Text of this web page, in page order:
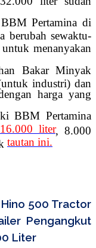
Pertamina di
berubah sewaktu-
untuk menanyakan
Bakar Minyak
industri) dan
harga yang
BBM Pertamina
16.000 liter, 8.000
tautan ini.
500 Tractor
Pengangkut
Liter